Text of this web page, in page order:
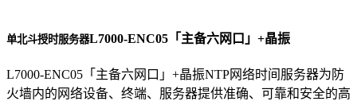
单北斗授时服务器L7000-ENC05「主备六网口」+晶振
L7000-ENC05「主备六网口」+晶振NTP网络时间服务器为防
火墙内的网络设备、终端、服务器提供准确、可靠和安全的高